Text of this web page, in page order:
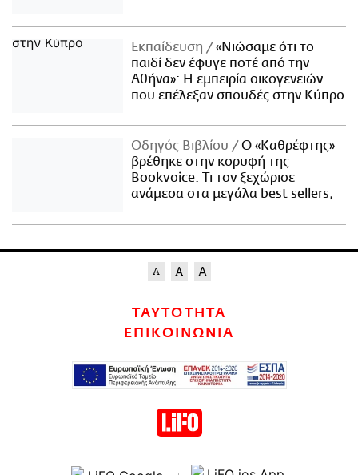
Εκπαίδευση
«Νιώσαμε ότι το
παιδί δεν έφυγε ποτέ από την
Αθήνα»: Η εμπειρία οικογενειών
που επέλεξαν σπουδές στην Κύπρο
Οδηγός Βιβλίου
Ο «Καθρέφτης»
βρέθηκε στην κορυφή της
Bookvoice. Τι τον ξεχώρισε
ανάμεσα στα μεγάλα best sellers;
ΤΑΥΤΟΤΗΤΑ
ΕΠΙΚΟΙΝΩΝΙΑ